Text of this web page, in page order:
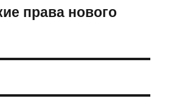
права нового